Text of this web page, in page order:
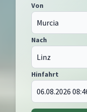
Von
Nach
Hinfahrt